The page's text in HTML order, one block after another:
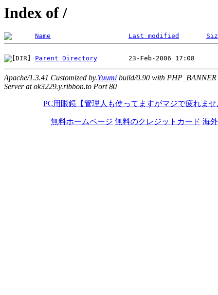
Index of /
Name Last modified
Parent Directory
Apache/1.3.41 Customized by.Yuumi build/0.90 with PHP_BANNER
Server at ok3229.y.ribbon.to Port 80
PC用眼鏡【管理人も使ってますがマジで疲れませ
無料ホームページ 無料のクレジットカード 海